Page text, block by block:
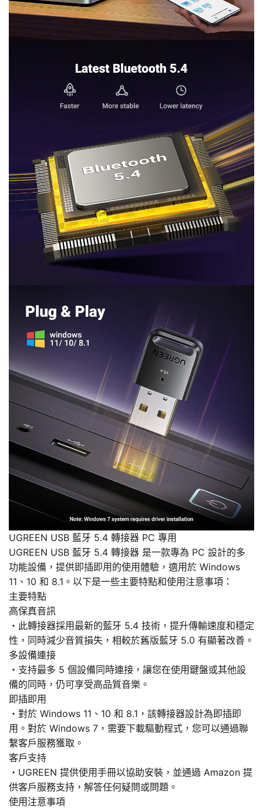
UGREEN USB 藍牙 5.4 轉接器 PC 專用
UGREEN USB 藍牙 5.4 轉接器 是一款專為 PC 設計的多
功能設備，提供即插即用的使用體驗，適用於 Windows
11、10 和 8.1。以下是一些主要特點和使用注意事項：
主要特點
高保真音訊
・此轉接器採用最新的藍牙 5.4 技術，提升傳輸速度和穩定
性，同時減少音質損失，相較於舊版藍牙 5.0 有顯著改善。
多設備連接
・支持最多 5 個設備同時連接，讓您在使用鍵盤或其他設
備的同時，仍可享受高品質音樂。
即插即用
・對於 Windows 11、10 和 8.1，該轉接器設計為即插即
用。對於 Windows 7，需要下載驅動程式，您可以通過聯
繫客戶服務獲取。
客戶支持
・UGREEN 提供使用手冊以協助安裝，並通過 Amazon 提
供客戶服務支持，解答任何疑問或問題。
使用注意事項